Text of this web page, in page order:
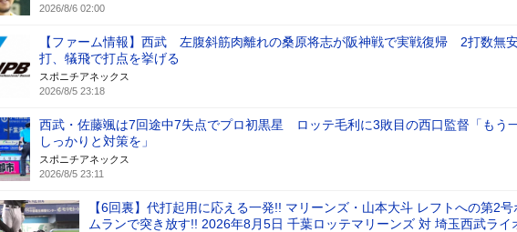
2026/8/6 02:00
【ファーム情報】西武 左腹斜筋肉離れの桑原将志が阪神戦で実戦復帰 2打数無
打、犠飛で打点を挙げる
スポニチアネックス
2026/8/5 23:18
西武・佐藤颯は7回途中7失点でプロ初黒星 ロッテ毛利に3敗目の西口監督「もう
しっかりと対策を」
スポニチアネックス
2026/8/5 23:11
【6回裏】代打起用に応える一発!! マリーンズ・山本大斗 レフトへの第2号
ムランで突き放す!! 2026年8月5日 千葉ロッテマリーンズ 対 埼玉西武ライ